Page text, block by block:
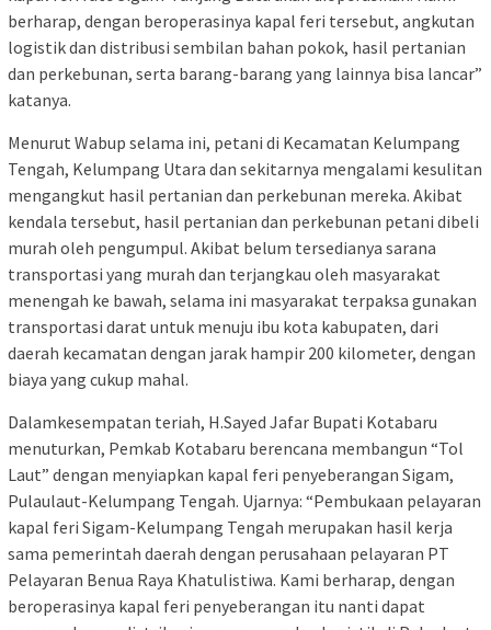
berharap, dengan beroperasinya kapal feri tersebut, angkutan
logistik dan distribusi sembilan bahan pokok, hasil pertanian
dan perkebunan, serta barang-barang yang lainnya bisa lancar”
katanya.
Menurut Wabup selama ini, petani di Kecamatan Kelumpang
Tengah, Kelumpang Utara dan sekitarnya mengalami kesulitan
mengangkut hasil pertanian dan perkebunan mereka. Akibat
kendala tersebut, hasil pertanian dan perkebunan petani dibeli
murah oleh pengumpul. Akibat belum tersedianya sarana
transportasi yang murah dan terjangkau oleh masyarakat
menengah ke bawah, selama ini masyarakat terpaksa gunakan
transportasi darat untuk menuju ibu kota kabupaten, dari
daerah kecamatan dengan jarak hampir 200 kilometer, dengan
biaya yang cukup mahal.
Dalamkesempatan teriah, H.Sayed Jafar Bupati Kotabaru
menuturkan, Pemkab Kotabaru berencana membangun “Tol
Laut” dengan menyiapkan kapal feri penyeberangan Sigam,
Pulaulaut-Kelumpang Tengah. Ujarnya: “Pembukaan pelayaran
kapal feri Sigam-Kelumpang Tengah merupakan hasil kerja
sama pemerintah daerah dengan perusahaan pelayaran PT
Pelayaran Benua Raya Khatulistiwa. Kami berharap, dengan
beroperasinya kapal feri penyeberangan itu nanti dapat